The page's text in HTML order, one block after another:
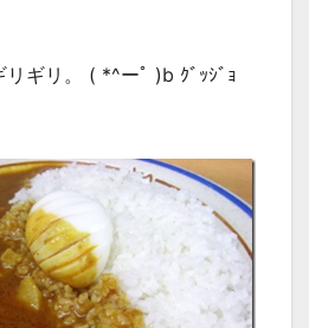
ギリ。 ( *^ーﾟ )b ｸﾞｯｼﾞｮ